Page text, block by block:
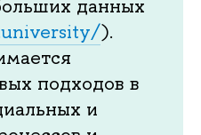
данных
).
подходов в
и